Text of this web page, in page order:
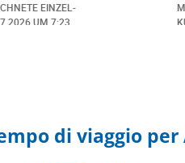
DEM GOLDSIEGEL AUSGEZEICHNETE
VOM
di viaggio per